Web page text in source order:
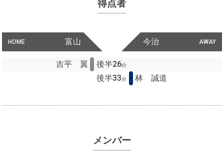
得点者
HOME 富山 AWAY
今治
吉平 翼 後半26分
後半33分 林 誠道
メンバー